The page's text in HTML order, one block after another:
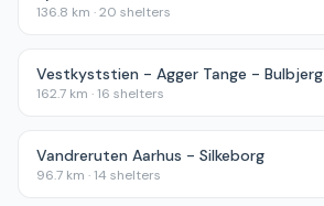
136.8 km ·20 shelters
Vestkyststien - Agger Tange - Bulbjerg
162.7 km · 16 shelters
Vandreruten Aarhus - Silkeborg
96.7 km · 14 shelters